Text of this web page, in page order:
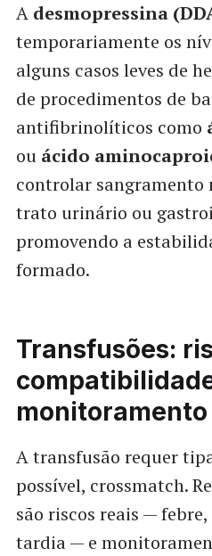
A desmopressina
temporariamente os
alguns casos leves de
de procedimentos de
antifibrinolíticos como
ou ácido
controlar sangramento
trato urinário ou
promovendo a
formado.
Transfusões:
monitoramento
A transfusão requer
possível, crossmatch.
são riscos reais —
tardia — e